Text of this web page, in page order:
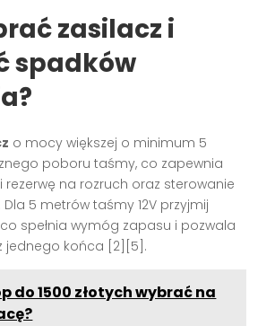
zasilacz i
spadków
o mocy większej o minimum 5
poboru taśmy, co zapewnia
na rozruch oraz sterowanie
5 metrów taśmy 12V przyjmij
spełnia wymóg zapasu i pozwala
jednego końca [2][5].
do 1500 złotych wybrać na